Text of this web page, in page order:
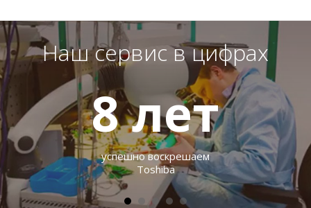
Наш сервис в цифрах
8лет
успешно воскрешаем
Toshiba